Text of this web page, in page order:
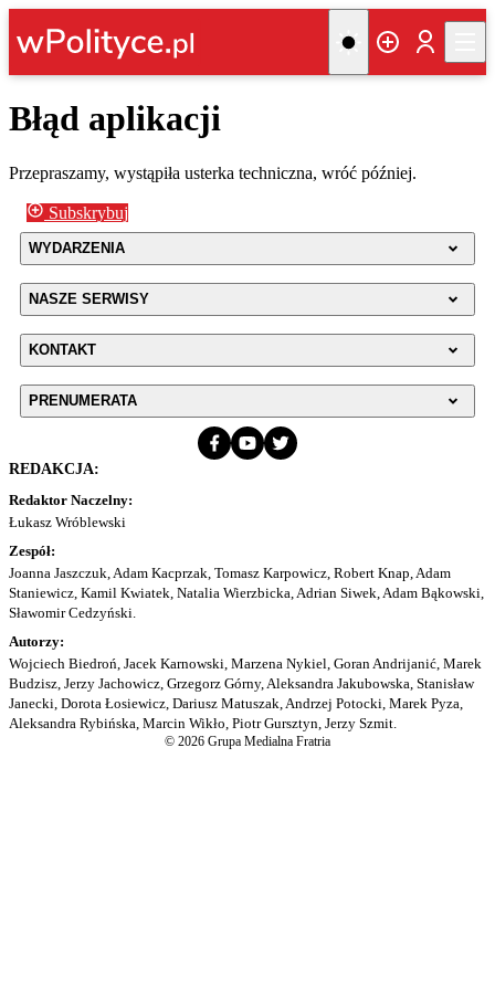
Błąd aplikacji
Przepraszamy, wystąpiła usterka techniczna, wróć później.
Subskrybuj
WYDARZENIA
NASZE SERWISY
KONTAKT
PRENUMERATA
REDAKCJA:
Redaktor Naczelny:
Łukasz Wróblewski
Zespół:
Joanna Jaszczuk, Adam Kacprzak, Tomasz Karpowicz, Robert Knap, Adam
Staniewicz, Kamil Kwiatek, Natalia Wierzbicka, Adrian Siwek, Adam Bąkowski,
Sławomir Cedzyński.
Autorzy:
Wojciech Biedroń, Jacek Karnowski, Marzena Nykiel, Goran Andrijanić, Marek
Budzisz, Jerzy Jachowicz, Grzegorz Górny, Aleksandra Jakubowska, Stanisław
Janecki, Dorota Łosiewicz, Dariusz Matuszak, Andrzej Potocki, Marek Pyza,
Aleksandra Rybińska, Marcin Wikło, Piotr Gursztyn, Jerzy Szmit.
© 2026 Grupa Medialna Fratria